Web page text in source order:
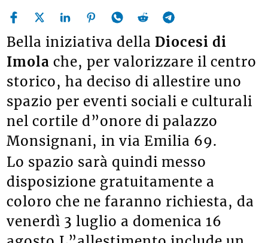
Bella iniziativa della Diocesi di
Imola
che, per valorizzare il centro
storico, ha deciso di allestire uno
spazio per eventi sociali e culturali
nel cortile d”onore di palazzo
Monsignani, in via Emilia 69.
Lo spazio sarà quindi messo
disposizione gratuitamente a
coloro che ne faranno richiesta, da
venerdì 3 luglio a domenica 16